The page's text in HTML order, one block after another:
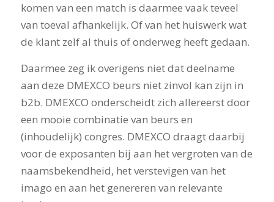
komen van een match is daarmee vaak teveel
van toeval afhankelijk. Of van het huiswerk wat
de klant zelf al thuis of onderweg heeft gedaan.
Daarmee zeg ik overigens niet dat deelname
aan deze DMEXCO beurs niet zinvol kan zijn in
b2b. DMEXCO onderscheidt zich allereerst door
een mooie combinatie van beurs en
(inhoudelijk) congres. DMEXCO draagt daarbij
voor de exposanten bij aan het vergroten van de
naamsbekendheid, het verstevigen van het
imago en aan het genereren van relevante